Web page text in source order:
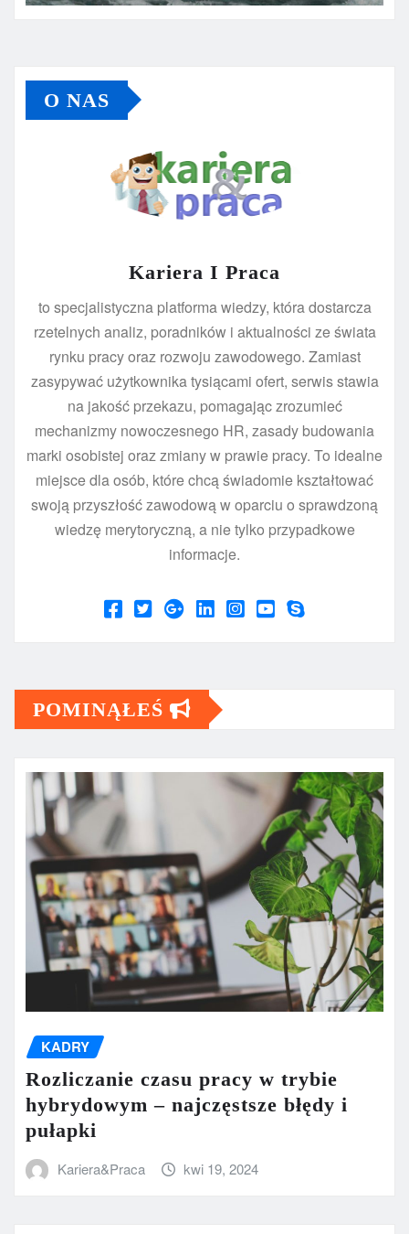
O NAS
Kariera I Praca
to specjalistyczna platforma wiedzy, która dostarcza
rzetelnych analiz, poradników i aktualności ze świata
rynku pracy oraz rozwoju zawodowego. Zamiast
zasypywać użytkownika tysiącami ofert, serwis stawia
na jakość przekazu, pomagając zrozumieć
mechanizmy nowoczesnego HR, zasady budowania
marki osobistej oraz zmiany w prawie pracy. To idealne
miejsce dla osób, które chcą świadomie kształtować
swoją przyszłość zawodową w oparciu o sprawdzoną
wiedzę merytoryczną, a nie tylko przypadkowe
informacje.
POMINĄŁEŚ
KADRY
Rozliczanie czasu pracy w trybie
hybrydowym – najczęstsze błędy i
pułapki
Kariera&Praca kwi 19, 2024